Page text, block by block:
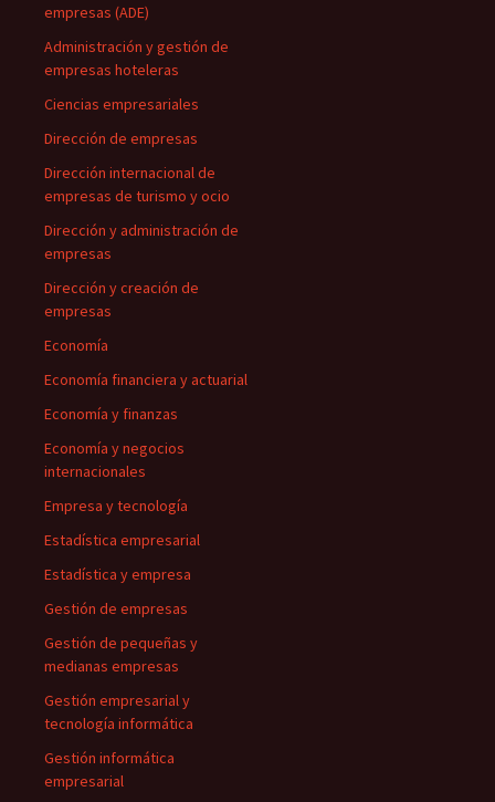
empresas (ADE)
Administración y gestión de
empresas hoteleras
Ciencias empresariales
Dirección de empresas
Dirección internacional de
empresas de turismo y ocio
Dirección y administración de
empresas
Dirección y creación de
empresas
Economía
Economía financiera y actuarial
Economía y finanzas
Economía y negocios
internacionales
Empresa y tecnología
Estadística empresarial
Estadística y empresa
Gestión de empresas
Gestión de pequeñas y
medianas empresas
Gestión empresarial y
tecnología informática
Gestión informática
empresarial